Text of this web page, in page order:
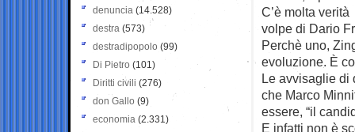
C’è molta
volpe di Dario
Perchè uno,
evoluzione. È
Le avvisaglie di
che Marco
essere, “il
E infatti non è
denuncia (14.528)
destra (573)
destradipopolo (99)
Di Pietro (101)
Diritti civili (276)
don Gallo (9)
economia (2.331)